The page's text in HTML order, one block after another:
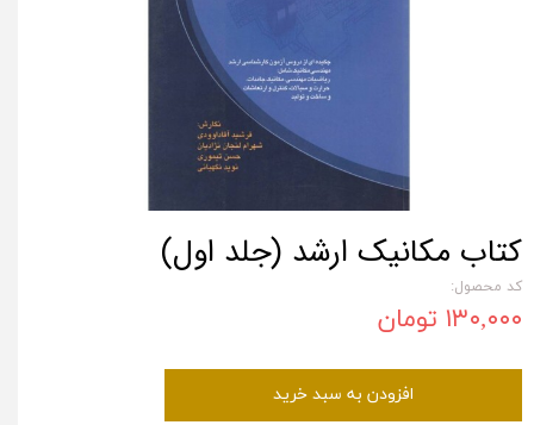
کتاب مکانیک ارشد (جلد اول)
کد محصول:
۱۳۰,۰۰۰ تومان
افزودن به سبد خرید